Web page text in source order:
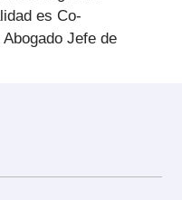
es Co-
Jefe de